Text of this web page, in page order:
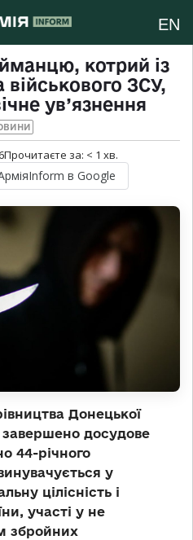
EN
котрий із
ЗСУ,
ув’язнення
Прочитаєте за: < 1 хв.
в Google
Донецької
досудове
44-річного
у
цілісність і
участі у не
збройних